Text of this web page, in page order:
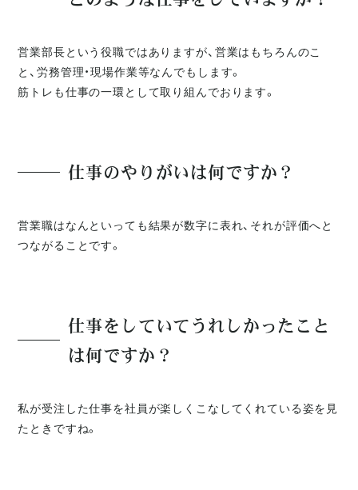
営業部長という役職ではありますが、営業はもちろんのこ
と、労務管理・現場作業等なんでもします。
筋トレも仕事の一環として取り組んでおります。
仕事のやりがいは何ですか？
営業職はなんといっても結果が数字に表れ、それが評価へと
つながることです。
仕事をしていてうれしかったこと
は何ですか？
私が受注した仕事を社員が楽しくこなしてくれている姿を見
たときですね。